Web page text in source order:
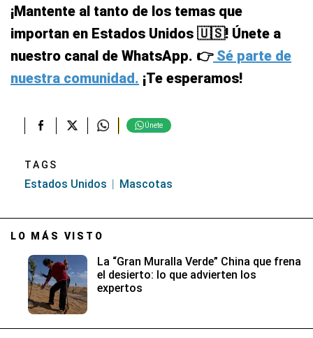
¡Mantente al tanto de los temas que
importan en Estados Unidos 🇺🇸! Únete a
nuestro canal de WhatsApp. 👉Sé parte de
nuestra comunidad. ¡Te esperamos!
Únete
TAGS
Estados Unidos Mascotas
LO MÁS VISTO
La “Gran Muralla Verde” China que frena
el desierto: lo que advierten los
expertos